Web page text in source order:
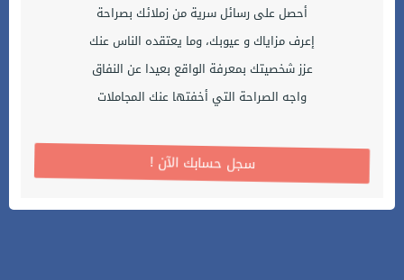
أحصل على رسائل سرية من زملائك بصراحة
إعرف مزاياك و عيوبك، وما يعتقده الناس عنك
عزز شخصيتك بمعرفة الواقع بعيدا عن النفاق
واجه الصراحة التي أخفتها عنك المجاملات
! سجل حسابك الآن